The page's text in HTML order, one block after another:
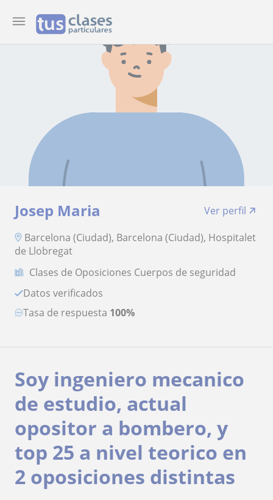
Josep Maria
Ver perfil
Barcelona (Ciudad), Barcelona (Ciudad), Hospitalet
de Llobregat
Clases de Oposiciones Cuerpos de seguridad
Datos verificados
Tasa de respuesta 100%
Soy ingeniero mecanico
de estudio, actual
opositor a bombero, y
top 25 a nivel teorico en
2 oposiciones distintas